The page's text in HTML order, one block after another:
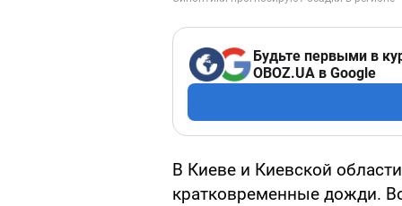
Будьте первыми в
OBOZ.UA в Google
В Киеве и Киевской
кратковременные дожди.